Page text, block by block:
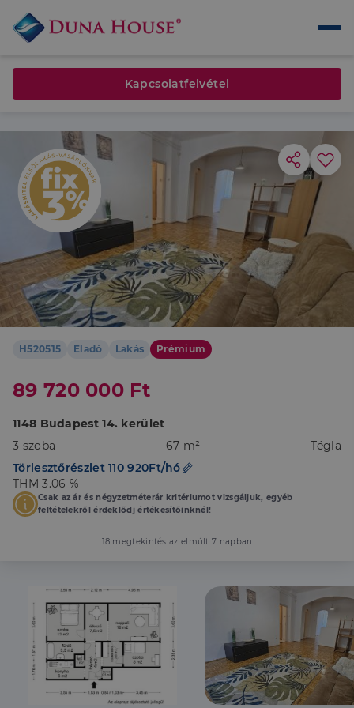
H520515 Eladó Lakás Prémium
89 720 000 Ft
1148 Budapest 14. kerület
3 szoba
67 m²
Tégla
Törlesztőrészlet 110 920Ft/hó
THM 3.06 %
Csak az ár és négyzetméterár kritériumot vizsgáljuk, egyéb
feltételekről érdeklődj értékesítőinknél!
18 megtekintés az elmúlt 7 napban
Kapcsolatfelvétel